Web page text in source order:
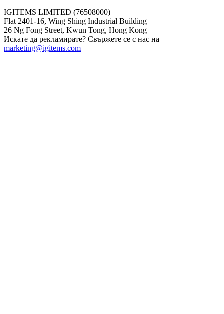
IGITEMS LIMITED (76508000)
Flat 2401-16, Wing Shing Industrial Building
26 Ng Fong Street, Kwun Tong, Hong Kong
Искате да рекламирате? Свържете се с нас на
marketing@igitems.com